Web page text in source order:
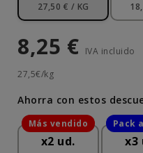
27,50 € / KG
8,25 € IVA incluido
27,5€/kg
Ahorra con estos
x2 ud. x3